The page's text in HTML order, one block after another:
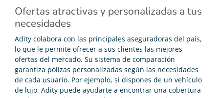
Ofertas atractivas y personalizadas a tus
necesidades
Adity colabora con las principales aseguradoras del país,
lo que le permite ofrecer a sus clientes las mejores
ofertas del mercado. Su sistema de comparación
garantiza pólizas personalizadas según las necesidades
de cada usuario. Por ejemplo, si dispones de un vehículo
de lujo, Adity puede ayudarte a encontrar una cobertura